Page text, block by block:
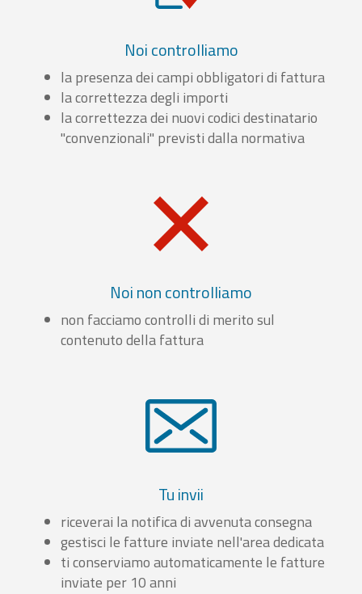
Noi controlliamo
la presenza dei campi obbligatori di fattura
la correttezza degli importi
la correttezza dei nuovi codici destinatario
"convenzionali" previsti dalla normativa
Noi non controlliamo
non facciamo controlli di merito sul
contenuto della fattura
Tu invii
riceverai la notifica di avvenuta consegna
gestisci le fatture inviate nell'area dedicata
ti conserviamo automaticamente le fatture
inviate per 10 anni